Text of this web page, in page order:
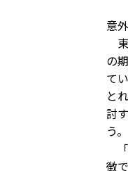
意
の
て
と
討
う。
徴